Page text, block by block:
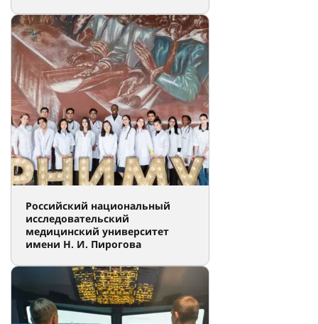
Российский национальный
исследовательский
медицинский университет
имени Н. И. Пирогова